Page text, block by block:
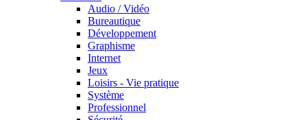
Audio / Vidéo
Bureautique
Développement
Graphisme
Internet
Jeux
Loisirs - Vie pratique
Système
Professionnel